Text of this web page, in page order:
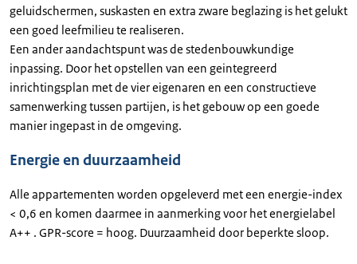
geluidschermen, suskasten en extra zware beglazing is het gelukt
een goed leefmilieu te realiseren.
Een ander aandachtspunt was de stedenbouwkundige
inpassing. Door het opstellen van een geintegreerd
inrichtingsplan met de vier eigenaren en een constructieve
samenwerking tussen partijen, is het gebouw op een goede
manier ingepast in de omgeving.
Energie en duurzaamheid
Alle appartementen worden opgeleverd met een energie-index
< 0,6 en komen daarmee in aanmerking voor het energielabel
A++ . GPR-score = hoog. Duurzaamheid door beperkte sloop.